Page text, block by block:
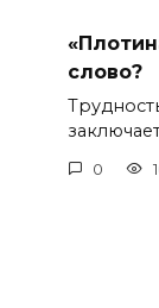
слово?
0